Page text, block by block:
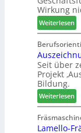
e
r
u
m
-
S
o
r
t
i
m
e
n
t
l
ä
d
t
z
u
m
r
e
f
f
Wirkung
Weiterlesen:
M
a
r
t
i
:
N
e
u
Seit über
Projekt
Bildung.
Weiterlesen:
A
u
s
Lamello-